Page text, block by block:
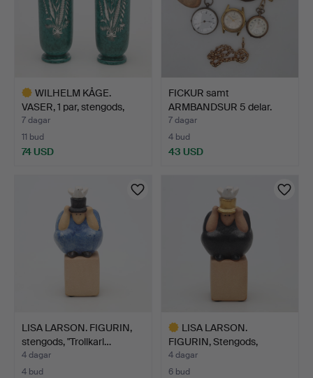
WILHELM KÅGE.
VASER, 1 par, stengods,
"Arg…
7 dagar
11 bud
74 USD
FICKUR samt
ARMBANDSUR 5 delar.
7 dagar
4 bud
43 USD
LISA LARSON. FIGURIN,
stengods, "Trollkarl…
4 dagar
4 bud
LISA LARSON.
FIGURIN, Stengods,
"Trollkarl…
4 dagar
6 bud